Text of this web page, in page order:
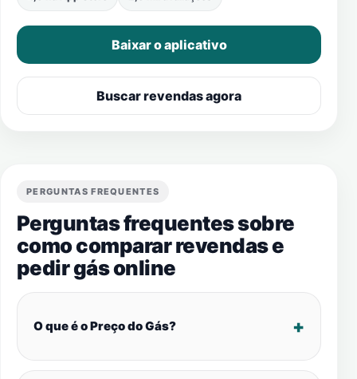
Baixar o aplicativo
Buscar revendas agora
PERGUNTAS FREQUENTES
Perguntas frequentes sobre
como comparar revendas e
pedir gás online
O que é o Preço do Gás?